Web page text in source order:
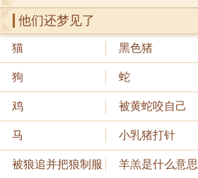
他们还梦见了
猫 黑色猪
狗 蛇
鸡 被黄蛇咬自己
马 小乳猪打针
被狼追并把狼制服 羊羔是什么意思